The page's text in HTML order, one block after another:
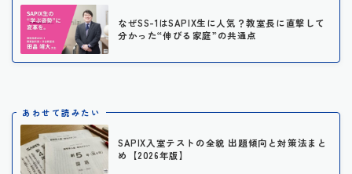
なぜSS-1はSAPIX生に人気？教室長に直撃して
分かった“伸びる家庭”の共通点
あわせて読みたい
SAPIX入室テストの全貌 出題傾向と対策法まと
め【2026年版】